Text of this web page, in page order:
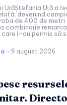
UțăȘtefania Uță a
devenind
de 400 de metri
combinație
i-au permis să
- 9 august 2026